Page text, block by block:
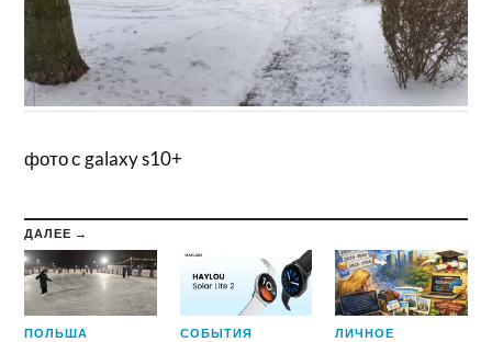
фото с galaxy s10+
ДАЛЕЕ →
ПОЛЬША СОБЫТИЯ ЛИЧНОЕ